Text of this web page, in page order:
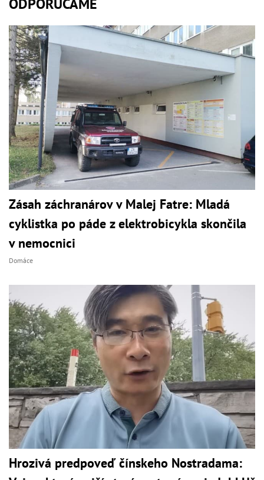
ODPORÚČAME
Zásah záchranárov v Malej Fatre: Mladá
cyklistka po páde z elektrobicykla skončila
v nemocnici
Domáce
Hrozivá predpoveď čínskeho Nostradama: